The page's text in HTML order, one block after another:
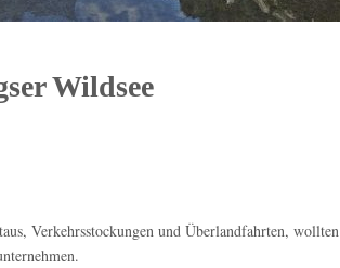
Wildsee
Verkehrsstockungen und Überlandfahrten, wollten